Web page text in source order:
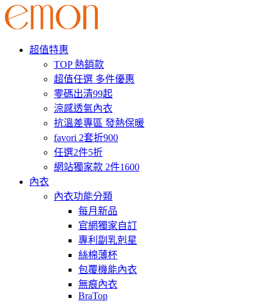
超值特惠
TOP 熱銷款
超值任選 多件優惠
零碼出清99起
涼感透氣內衣
抗溫差專區 發熱保暖
favori 2套折900
任選2件5折
網站獨家款 2件1600
內衣
內衣功能分類
每月新品
官網獨家自訂
專利副乳剋星
絲棉薄杯
包覆機能內衣
無痕內衣
BraTop